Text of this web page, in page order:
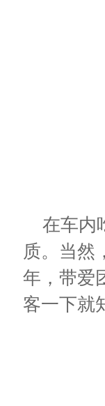
在车内
质。当然
年，带爱
客一下就